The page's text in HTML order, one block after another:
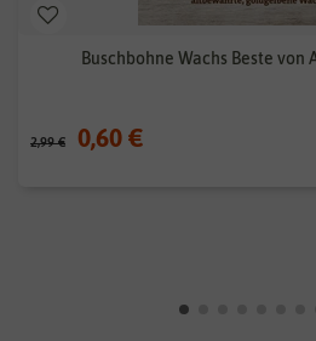
Buschbohne Wachs Beste von
2,99 € 0,60 €